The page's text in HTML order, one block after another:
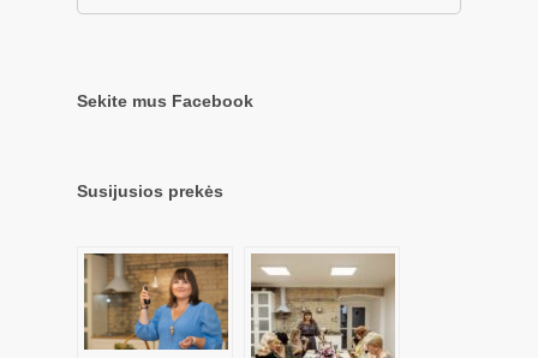
Sekite mus Facebook
Susijusios prekės